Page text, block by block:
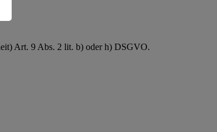
Art. 9 Abs. 2 lit. b) oder h) DSGVO.